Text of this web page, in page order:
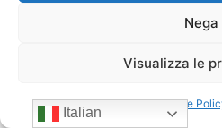
Nega
Visualizza le
Cookie
Italian